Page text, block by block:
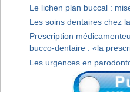
Le lichen plan buccal :
Les soins dentaires chez
Prescription
bucco-dentaire : «la
Les urgences en